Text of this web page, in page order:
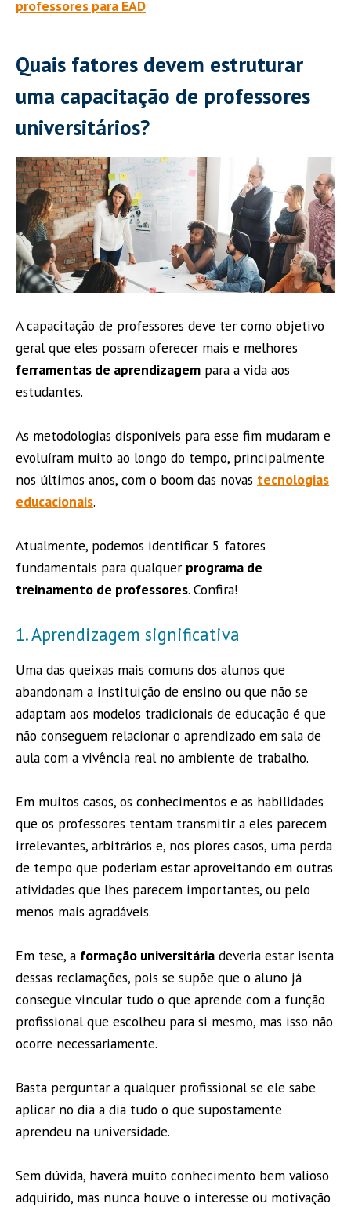
professores para EAD
Quais fatores devem estruturar
uma capacitação de professores
universitários?
A capacitação de professores deve ter como objetivo
geral que eles possam oferecer mais e melhores
ferramentas de aprendizagem para a vida aos
estudantes.
As metodologias disponíveis para esse fim mudaram e
evoluíram muito ao longo do tempo, principalmente
nos últimos anos, com o boom das novas tecnologias
educacionais.
Atualmente, podemos identificar 5 fatores
fundamentais para qualquer programa de
treinamento de professores. Confira!
1. Aprendizagem significativa
Uma das queixas mais comuns dos alunos que
abandonam a instituição de ensino ou que não se
adaptam aos modelos tradicionais de educação é que
não conseguem relacionar o aprendizado em sala de
aula com a vivência real no ambiente de trabalho.
Em muitos casos, os conhecimentos e as habilidades
que os professores tentam transmitir a eles parecem
irrelevantes, arbitrários e, nos piores casos, uma perda
de tempo que poderiam estar aproveitando em outras
atividades que lhes parecem importantes, ou pelo
menos mais agradáveis.
Em tese, a formação universitária deveria estar isenta
dessas reclamações, pois se supõe que o aluno já
consegue vincular tudo o que aprende com a função
profissional que escolheu para si mesmo, mas isso não
ocorre necessariamente.
Basta perguntar a qualquer profissional se ele sabe
aplicar no dia a dia tudo o que supostamente
aprendeu na universidade.
Sem dúvida, haverá muito conhecimento bem valioso
adquirido, mas nunca houve o interesse ou motivação